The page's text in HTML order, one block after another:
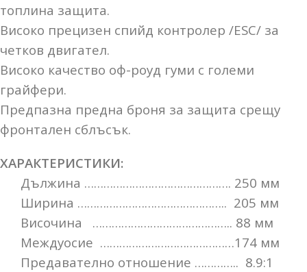
топлина защита.
Високо прецизен спийд контролер /ESC/ за
четков двигател.
Високо качество оф-роуд гуми с големи
грайфери.
Предпазна предна броня за защита срещу
фронтален сблъсък.
ХАРАКТЕРИСТИКИ:
Дължина ………………………………………. 250 мм
Ширина ……………………………………….. 205 мм
Височина …………………………………….. 88 мм
Междуосие ……………………………………174 мм
Предавателно отношение ………….. 8.9:1